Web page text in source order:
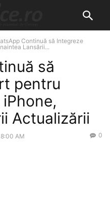
Continuă să Integreze
Lansării...
să
pentru
Actualizării
AM 0